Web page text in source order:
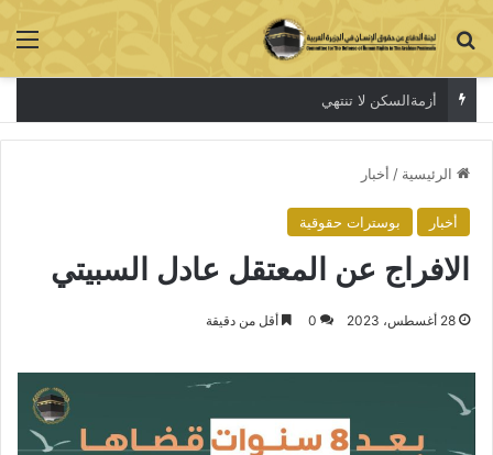
بحث عن
أزمةالسكن لا تنتهي
الرئيسية / أخبار
أخبار بوسترات حقوقية
الافراج عن المعتقل عادل السبيتي
28 أغسطس، 2023 0 أقل من دقيقة